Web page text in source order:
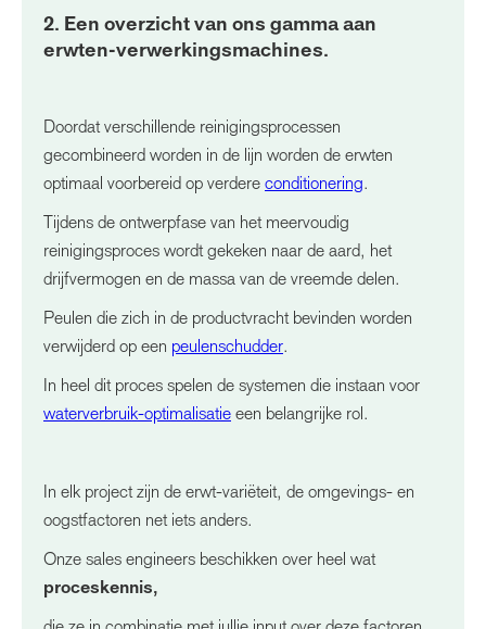
2. Een overzicht van ons gamma aan
erwten-verwerkingsmachines.
Doordat verschillende reinigingsprocessen
gecombineerd worden in de lijn worden de erwten
optimaal voorbereid op verdere conditionering.
Tijdens de ontwerpfase van het meervoudig
reinigingsproces wordt gekeken naar de aard, het
drijfvermogen en de massa van de vreemde delen.
Peulen die zich in de productvracht bevinden worden
verwijderd op een peulenschudder.
In heel dit proces spelen de systemen die instaan voor
waterverbruik-optimalisatie een belangrijke rol.
In elk project zijn de erwt-variëteit, de omgevings- en
oogstfactoren net iets anders.
Onze sales engineers beschikken over heel wat
proceskennis,